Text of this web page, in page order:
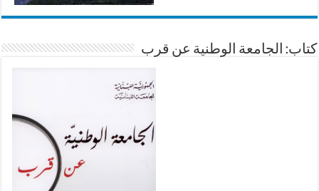
كتاب: الجامعة الوطنية عن قرب